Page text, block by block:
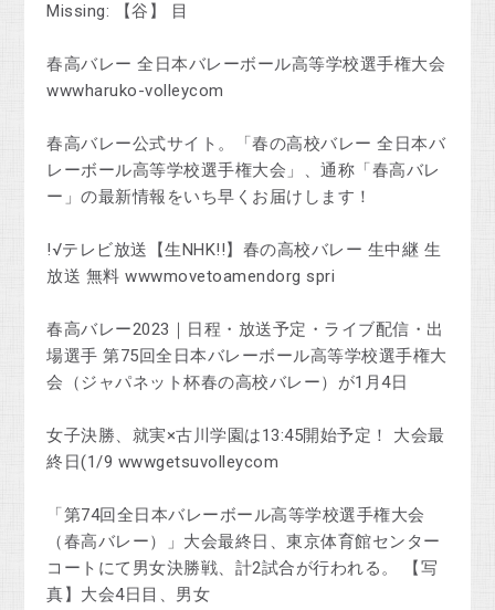
Missing: 【谷】 ‎目
春高バレー 全日本バレーボール高等学校選手権大会
wwwharuko-volleycom
春高バレー公式サイト。「春の高校バレー 全日本バ
レーボール高等学校選手権大会」、通称「春高バレ
ー」の最新情報をいち早くお届けします！
!√テレビ放送【生NHK!!】春の高校バレー 生中継 生
放送 無料 wwwmovetoamendorg spri
春高バレー2023｜日程・放送予定・ライブ配信・出
場選手 第75回全日本バレーボール高等学校選手権大
会（ジャパネット杯春の高校バレー）が1月4日
女子決勝、就実×古川学園は13:45開始予定！ 大会最
終日(1/9 wwwgetsuvolleycom
「第74回全日本バレーボール高等学校選手権大会
（春高バレー）」大会最終日、東京体育館センター
コートにて男女決勝戦、計2試合が行われる。 【写
真】大会4日目、男女